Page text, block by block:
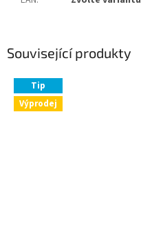
Související produkty
Tip
Výprodej